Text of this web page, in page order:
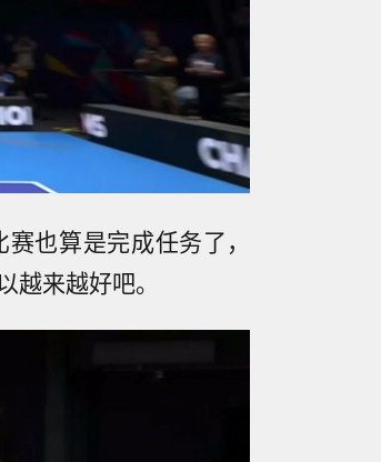
也算是完成任务了，
来越好吧。